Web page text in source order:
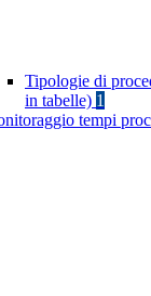
Tipologie di
in tabelle) 1
tempi